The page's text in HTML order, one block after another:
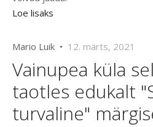
Loe lisaks
Mario Luik • 12. märts, 2021
Vainupea küla
taotles edukalt
turvaline"